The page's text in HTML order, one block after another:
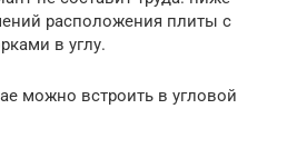
расположения плиты с
в углу.
можно встроить в угловой